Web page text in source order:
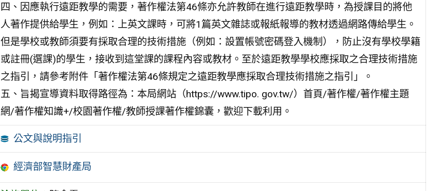
四、因應執行遠距教學的需要，著作權法第46條亦允許教師在進行遠距教學時，為授課目的將他
人著作提供給學生，例如：上英文課時，可將1篇英文雜誌或報紙報導的教材透過網路傳給學生。
但是學校或教師須要有採取合理的技術措施（例如：設置帳號密碼登入機制），防止沒有學校學籍
或註冊(選課)的學生，接收到這堂課的課程內容或教材。至於遠距教學學校應採取之合理技術措施
之指引，請參考附件「著作權法第46條規定之遠距教學應採取合理技術措施之指引」。
五、旨揭宣導資料取得路徑為：本局網站（https://www.tipo. gov.tw/）首頁/著作權/著作權主題
網/著作權知識+/校園著作權/教師授課著作權錦囊，歡迎下載利用。
公文與說明指引
經濟部智慧財產局